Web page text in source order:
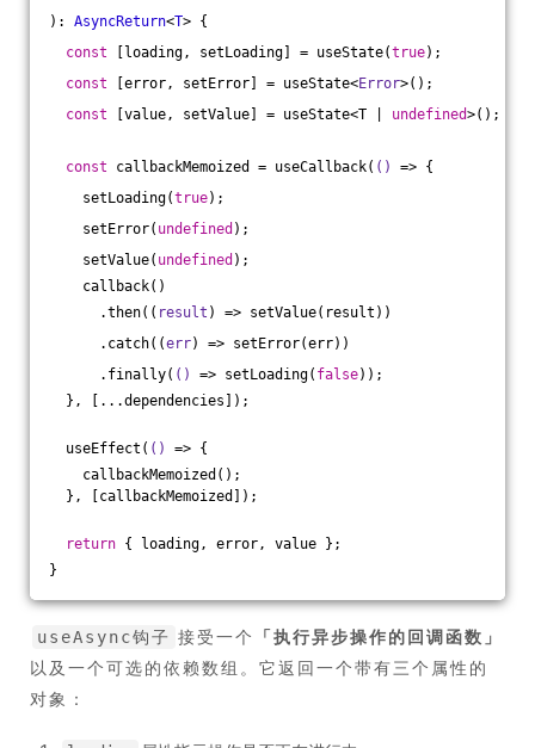
): AsyncReturn<T> {
const [loading, setLoading] = useState(true);
const [error, setError] = useState<Error>();
const [value, setValue] = useState<T | undefined>();
const callbackMemoized = useCallback( () => {
setLoading(true);
setError( undefined );
setValue( undefined );
callback()
.then( ( result ) => setValue(result))
.catch( (err) => setError(err))
.finally( () => setLoading( false));
}, [...dependencies]);
useEffect( () => {
callbackMemoized();
}, [callbackMemoized]);
return { loading, error, value };
}
useAsync钩子 接受一个 「执行异步操作的回调函数 」
以及一个可选的依赖数组。它返回一个带有三个属性的
对象：